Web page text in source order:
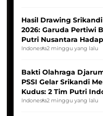
Hasil Drawing
2026: Garuda Pertiwi
Putri Nusantara
Indonesia2 minggu yang lalu
Bakti Olahraga
PSSI Gelar Srikandi
Kudus: 2 Tim Putri
Tim Asia
Indonesia2 minggu yang lalu